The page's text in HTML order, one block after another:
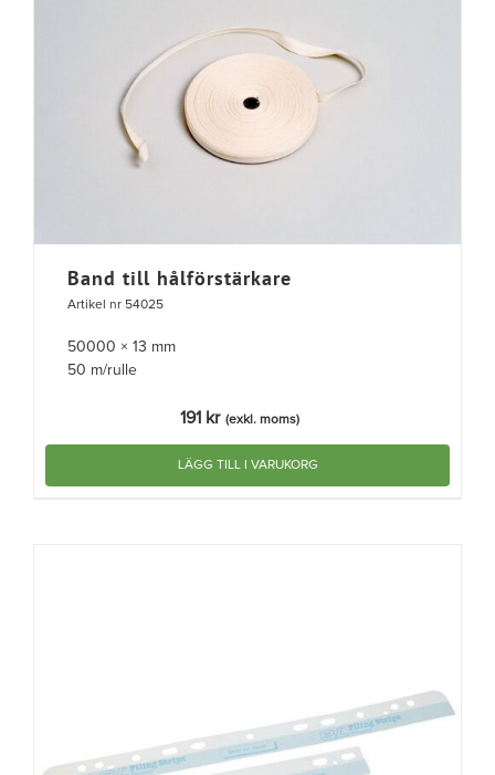
Band till hålförstärkare
Artikel nr 54025
50000 × 13 mm
50 m/rulle
191 kr (exkl. moms)
LÄGG TILL I VARUKORG